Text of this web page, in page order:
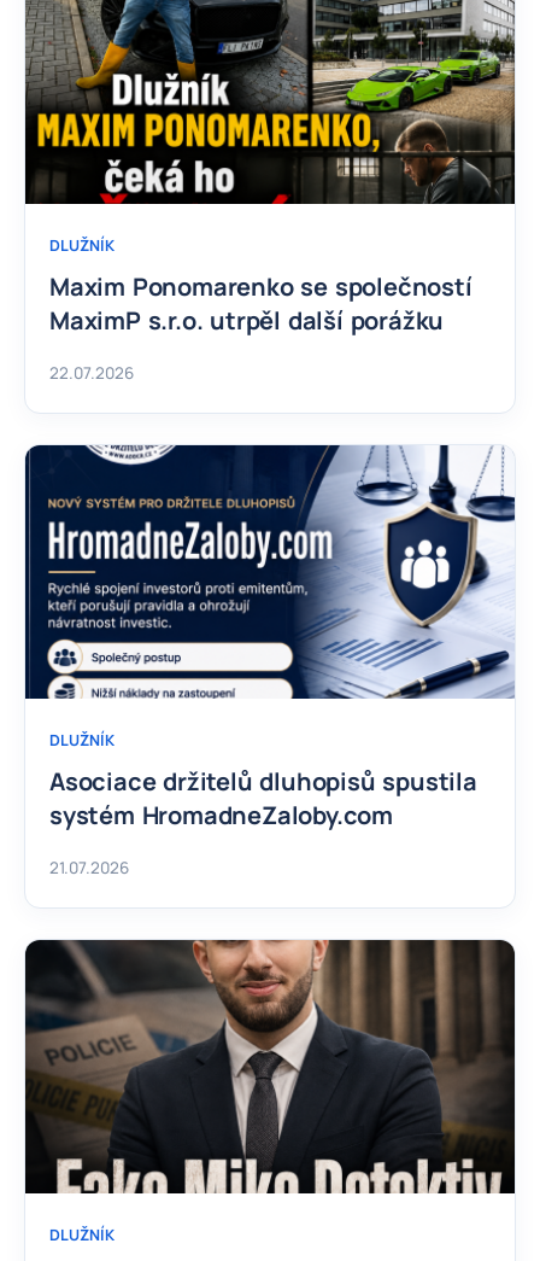
DLUŽNÍK
Maxim Ponomarenko se společností
MaximP s.r.o. utrpěl další porážku
22.07.2026
DLUŽNÍK
Asociace držitelů dluhopisů spustila
systém HromadneZaloby.com
21.07.2026
DLUŽNÍK